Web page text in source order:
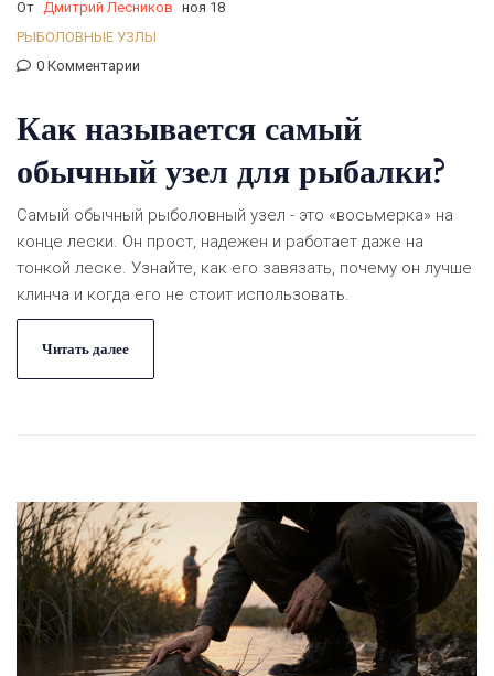
От Дмитрий Лесников ноя 18
РЫБОЛОВНЫЕ УЗЛЫ
0 Комментарии
Как называется самый
обычный узел для рыбалки?
Самый обычный рыболовный узел - это «восьмерка» на
конце лески. Он прост, надежен и работает даже на
тонкой леске. Узнайте, как его завязать, почему он лучше
клинча и когда его не стоит использовать.
Читать далее